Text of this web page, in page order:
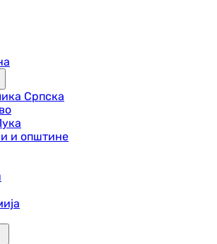
Српска
и општине